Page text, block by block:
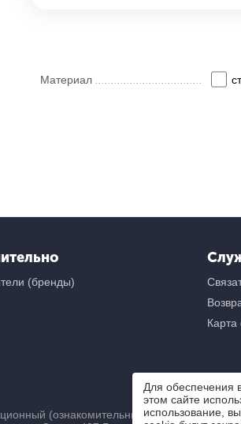
Материал
(бренды)
Карта
(ознакомительный) характер и ни
Для обеспечения
этом сайте
использование,